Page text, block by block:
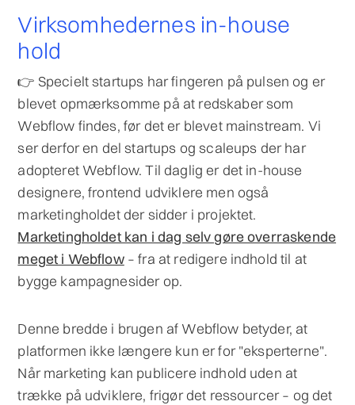
Virksomhedernes in-house
hold
👉 Specielt startups har fingeren på pulsen og er
blevet opmærksomme på at redskaber som
Webflow findes, før det er blevet mainstream. Vi
ser derfor en del startups og scaleups der har
adopteret Webflow. Til daglig er det in-house
designere, frontend udviklere men også
marketingholdet der sidder i projektet.
Marketingholdet kan i dag selv gøre overraskende
meget i Webflow– fra at redigere indhold til at
bygge kampagnesider op.
Denne bredde i brugen af Webflow betyder, at
platformen ikke længere kun er for "eksperterne".
Når marketing kan publicere indhold uden at
trække på udviklere, frigør det ressourcer – og det